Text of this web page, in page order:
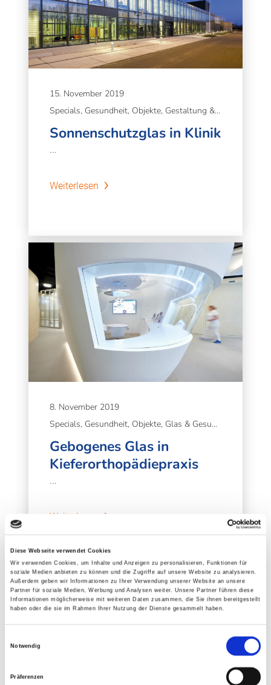
Diese Webseite verwendet Cookies
Wir verwenden Cookies, um Inhalte und Anzeigen zu personalisieren, Funktionen für
soziale Medien anbieten zu können und die Zugriffe auf unsere Website zu analysieren.
Außerdem geben wir Informationen zu Ihrer Verwendung unserer Website an unsere
Partner für soziale Medien, Werbung und Analysen weiter. Unsere Partner führen diese
Informationen möglicherweise mit weiteren Daten zusammen, die Sie ihnen bereitgestellt
haben oder die sie im Rahmen Ihrer Nutzung der Dienste gesammelt haben.
Notwendig
Präferenzen
15. November 2019
Specials, Gesundheit, Objekte, Gestaltung & Gesundheit, Tageslicht & Wohlbefinden
Sonnenschutzglas in Klinik
...
Weiterlesen
8. November 2019
Specials, Gesundheit, Objekte, Glas & Gesundheit, Gestaltung & Gesundheit, Tageslicht & Wohlbefinden
Gebogenes Glas in
Kieferorthopädiepraxis
...
Weiterlesen